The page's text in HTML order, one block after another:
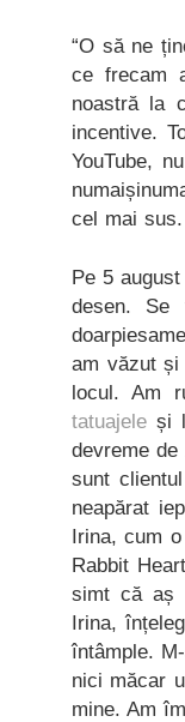
“O să ne
ce frecam
noastră la
incentive.
YouTube,
cel mai sus.
Pe 5
desen.
am văzut și
locul. Am
tatuajele și
devreme
sunt
neapărat
Irina, cum
Rabbit
simt că aș
Irina,
întâmple.
nici măcar
mine. Am